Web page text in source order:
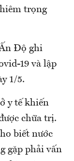
trọng
Độ ghi
19 và lập
1/5.
y tế khiến
chữa trị.
biết nước
gặp phải vấn